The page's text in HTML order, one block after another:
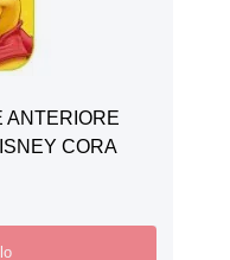
ANTERIORE
CORA